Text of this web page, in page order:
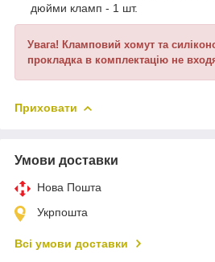
дюйми кламп - 1 шт.
Увага! Кламповий хомут та
прокладка в комплектацію не
Приховати
Умови доставки
Нова Пошта
Укрпошта
Всі умови доставки